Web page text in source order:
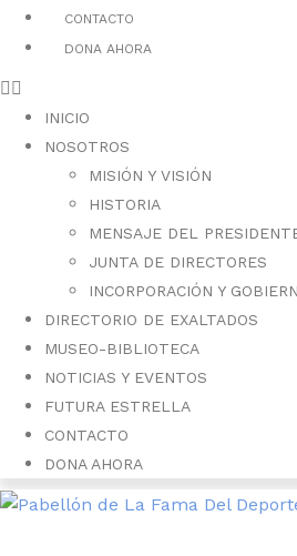
CONTACTO
DONA AHORA
INICIO
NOSOTROS
MISIÓN Y VISIÓN
HISTORIA
MENSAJE DEL
JUNTA DE DIRECTORES
INCORPORACIÓN Y
DIRECTORIO DE EXALTADOS
MUSEO-BIBLIOTECA
NOTICIAS Y EVENTOS
FUTURA ESTRELLA
CONTACTO
DONA AHORA